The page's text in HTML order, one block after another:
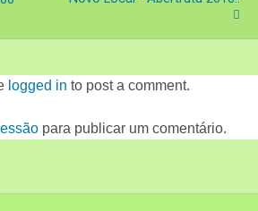
logged in to post a comment.
para publicar um comentário.